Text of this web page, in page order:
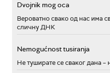
Dvojnik mog oca
Вероватно свако од нас има
сличну ДНК
Nemogućnost tusiranja
Не туширате се сваког дана –